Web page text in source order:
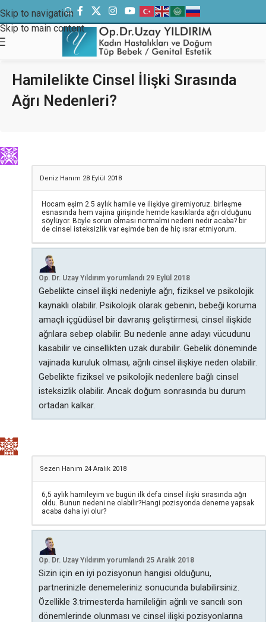
Skip to navigation
Skip to main content
Hamilelikte Cinsel İlişki Sırasında
Ağrı Nedenleri?
Deniz Hanım 28 Eylül 2018
Hocam eşim 2.5 aylık hamile ve ilişkiye giremiyoruz. birleşme
esnasında hem vajina girişinde hemde kasıklarda ağrı olduğunu
söylüyor. Böyle sorun olması normalmi nedeni nedir acaba? bir
de cinsel isteksizlik var eşimde ben de hiç ısrar etmiyorum.
Op. Dr. Uzay Yıldırım yorumlandı 29 Eylül 2018
Gebelikte cinsel ilişki nedeniyle ağrı, fiziksel ve psikolojik
kaynaklı olabilir. Psikolojik olarak gebenin, bebeği koruma
amaçlı içgüdüsel bir davranış geliştirmesi, cinsel ilişkide
ağrılara sebep olabilir. Bu nedenle anne adayı vücudunu
kasabilir ve cinsellikten uzak durabilir. Gebelik döneminde
vajinada kuruluk olması, ağrılı cinsel ilişkiye neden olabilir.
Gebelikte fiziksel ve psikolojik nedenlere bağlı cinsel
isteksizlik olabilir. Ancak doğum sonrasında bu durum
ortadan kalkar.
Sezen Hanım 24 Aralık 2018
6,5 aylık hamileyim ve bugün ilk defa cinsel ilişki sırasında ağrı
oldu. Bunun nedeni ne olabilir?Hangi pozisyonda deneme yapsak
acaba daha iyi olur?
Op. Dr. Uzay Yıldırım yorumlandı 25 Aralık 2018
Sizin için en iyi pozisyonun hangisi olduğunu,
partnerinizle denemeleriniz sonucunda bulabilirsiniz.
Özellikle 3.trimesterda hamileliğin ağrılı ve sancılı son
dönemlerinde olunması ve cinsel ilişki pozisyonlarına